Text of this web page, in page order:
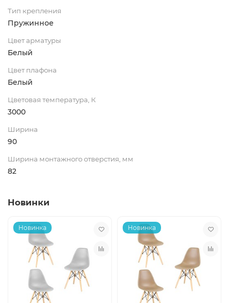
Тип крепления
Пружинное
Цвет арматуры
Белый
Цвет плафона
Белый
Цветовая температура, К
3000
Ширина
90
Ширина монтажного отверстия, мм
82
Новинки
Новинка Новинка